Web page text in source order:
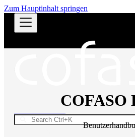
Zum Hauptinhalt springen
COFASO